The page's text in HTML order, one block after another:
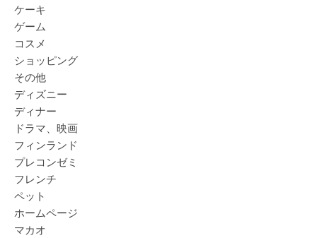
ケーキ
ゲーム
コスメ
ショッピング
その他
ディズニー
ディナー
ドラマ、映画
フィンランド
プレコンゼミ
フレンチ
ペット
ホームページ
マカオ